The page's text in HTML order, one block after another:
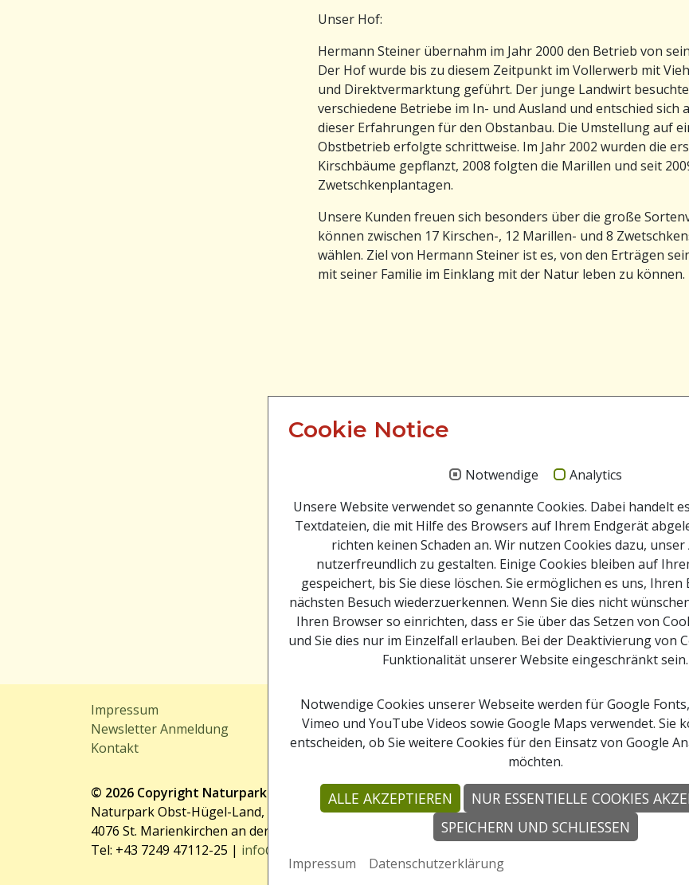
Unser Hof:
Hermann Steiner übernahm im Jahr 2000 den Betrieb von
Der Hof wurde bis zu diesem Zeitpunkt im Vollerwerb mit
und Direktvermarktung geführt. Der junge Landwirt
verschiedene Betriebe im In- und Ausland und entschied sich
dieser Erfahrungen für den Obstanbau. Die Umstellung auf
Obstbetrieb erfolgte schrittweise. Im Jahr 2002 wurden die
Kirschbäume gepflanzt, 2008 folgten die Marillen und seit
Zwetschkenplantagen.
Unsere Kunden freuen sich besonders über die große
können zwischen 17 Kirschen-, 12 Marillen- und 8
wählen. Ziel von Hermann Steiner ist es, von den Erträgen
mit seiner Familie im Einklang mit der Natur leben zu können.
Impressum
Newsletter Anmeldung
Kontakt
Sitemap
Downloads
Webcams
© 2026 Copyright Naturpark Obst-Hügel-Land
Naturpark Obst-Hügel-Land, Kirchenplatz 1
4076 St. Marienkirchen an der Polsenz
Tel: +43 7249 47112-25 | info@obsthuegelland.at
Cookie Notice
Notwendige
Analytics
Unsere Website verwendet so genannte Cookies. Dabei handelt
Textdateien, die mit Hilfe des Browsers auf Ihrem Endgerät
richten keinen Schaden an. Wir nutzen Cookies dazu,
nutzerfreundlich zu gestalten. Einige Cookies bleiben auf
gespeichert, bis Sie diese löschen. Sie ermöglichen es uns, Ihren
nächsten Besuch wiederzuerkennen. Wenn Sie dies nicht
Ihren Browser so einrichten, dass er Sie über das Setzen von
und Sie dies nur im Einzelfall erlauben. Bei der Deaktivierung von
Funktionalität unserer Website eingeschränkt sein.
Notwendige Cookies unserer Webseite werden für Google
Vimeo und YouTube Videos sowie Google Maps verwendet. Sie
entscheiden, ob Sie weitere Cookies für den Einsatz von Google
möchten.
ALLE AKZEPTIEREN
NUR ESSENTIELLE COOKIES
SPEICHERN UND SCHLIESSEN
Impressum Datenschutzerklärung